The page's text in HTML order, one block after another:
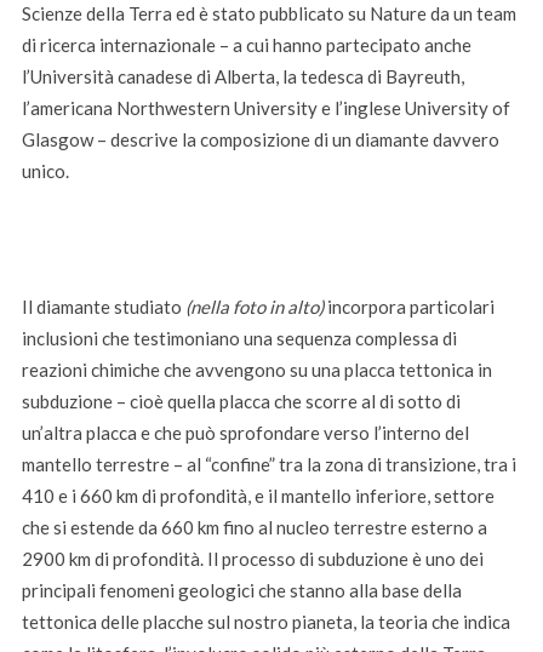
Scienze della Terra ed è stato pubblicato su Nature da un team
di ricerca internazionale – a cui hanno partecipato anche
l’Università canadese di Alberta, la tedesca di Bayreuth,
l’americana Northwestern University e l’inglese University of
Glasgow – descrive la composizione di un diamante davvero
unico.
Il diamante studiato (nella foto in alto)incorpora particolari
inclusioni che testimoniano una sequenza complessa di
reazioni chimiche che avvengono su una placca tettonica in
subduzione – cioè quella placca che scorre al di sotto di
un’altra placca e che può sprofondare verso l’interno del
mantello terrestre – al “confine” tra la zona di transizione, tra i
410 e i 660 km di profondità, e il mantello inferiore, settore
che si estende da 660 km fino al nucleo terrestre esterno a
2900 km di profondità. Il processo di subduzione è uno dei
principali fenomeni geologici che stanno alla base della
tettonica delle placche sul nostro pianeta, la teoria che indica